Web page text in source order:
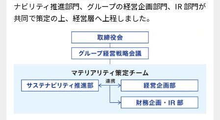
ナビリティ推進部門、グループの経営企画部門、IR 部門が
共同で策定の上、経営層へ上程しました。